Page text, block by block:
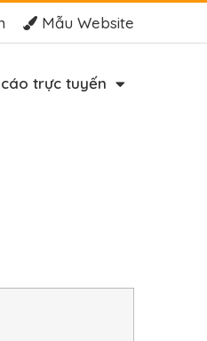
Mẫu Website
trực tuyến